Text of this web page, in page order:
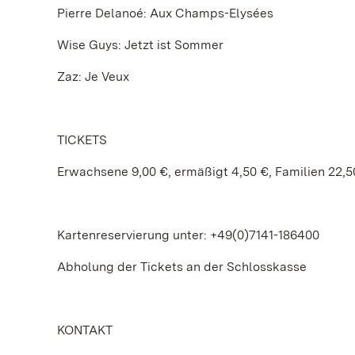
Pierre Delanoé: Aux Champs-Elysées
Wise Guys: Jetzt ist Sommer
Zaz: Je Veux
TICKETS
Erwachsene 9,00 €, ermäßigt 4,50 €, Familien
Kartenreservierung unter: +49(0)7141-186400
Abholung der Tickets an der Schlosskasse
KONTAKT